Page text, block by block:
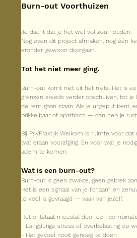
Burn-out Voorthuizen
Je dacht dat je het wel vol zou houden.
Nog even dit project afmaken, nog één
eronder, gewoon doorgaan.
Tot het niet meer ging.
Burn-out komt niet uit het niets. Het is
grenzen steeds verder opschuiven, tot
de rem gaan staan. Als je uitgeput bent,
prikkelbaar of apathisch — dan heb je rust
Bij PsyPraktijk Welkom is ruimte voor
wat eraan voorafging. En voor wat je
adem te komen.
Wat is een burn-out?
Burn-out is geen zwakte, geen gebrek
Het is een signaal van je lichaam en
te veel is gevraagd — vaak van jezelf.
Het ontstaat meestal door een
- Langdurige stress of overbelasting op
- Het gevoel nooit genoeg te doen